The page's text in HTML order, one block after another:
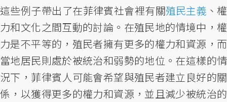
這些例子帶出了在菲律賓社會裡有關殖民主義 、權
力和文化之間互動的討論。在殖民地的情境中，權
力是不平等的，殖民者擁有更多的權力和資源，而
當地居民則處於被統治和弱勢的地位。在這樣的情
況下，菲律賓人可能會希望與殖民者建立良好的關
係，以獲得更多的權力和資源，並且減少被統治的